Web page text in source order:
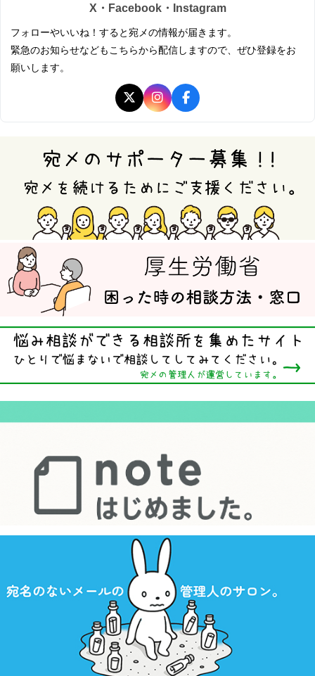
X・Facebook・Instagram
フォローやいいね！すると宛メの情報が届きます。
緊急のお知らせなどもこちらから配信しますので、ぜひ登録をお
願いします。